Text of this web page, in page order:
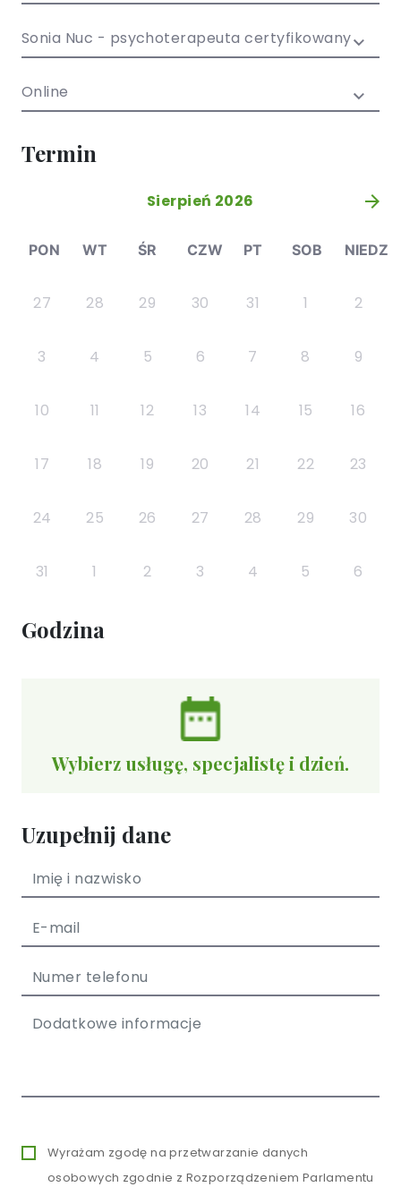
dla dzieci i
młodzieży
Sonia Nuc - psychoterapeuta certyfikowany
Online
Termin
Sierpień 2026 »
PON WT ŚR CZW PT SOB NIEDZ
27 28 29 30 31 1 2
3 4 5 6 7 8 9
10 11 12 13 14 15 16
17 18 19 20 21 22 23
24 25 26 27 28 29 30
31 1 2 3 4 5 6
Godzina
Wybierz usługę, specjalistę i dzień.
Uzupełnij dane
Wyrażam zgodę na przetwarzanie danych
osobowych zgodnie z Rozporządzeniem Parlamentu